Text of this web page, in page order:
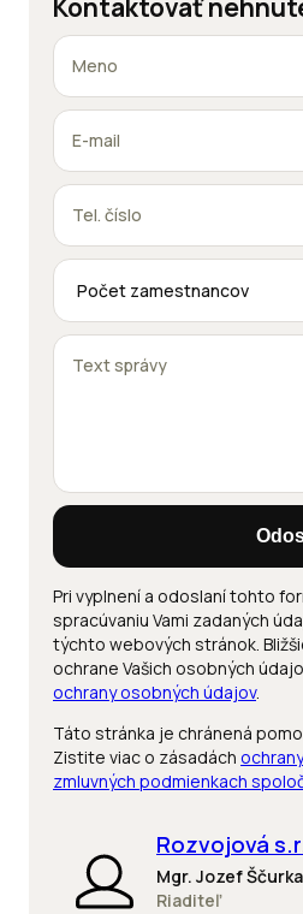
Kontaktovať
Pri vyplnení a odoslaní tohto
spracúvaniu Vami zadaných
týchto webových stránok.
ochrane Vašich osobných
ochrany osobných údajov.
Táto stránka je chránená
Zistite viac o zásadách
zmluvných podmienkach
Rozvojová
Mgr. Jozef Ščurka
Riaditeľ